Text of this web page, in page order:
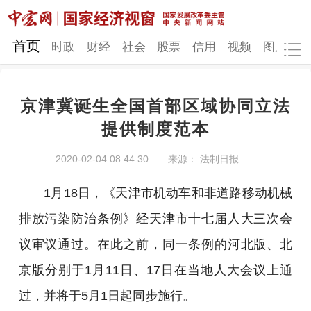
网站地图
财经 社会
图片
地方发展
首页 时政 财经 社会 股票 信用 视频 图片
京津冀诞生全国首部区域协同立法
提供制度范本
2020-02-04 08:44:30 来源： 法制日报
1月18日，《天津市机动车和非道路移动机械
排放污染防治条例》经天津市十七届人大三次会
议审议通过。在此之前，同一条例的河北版、北
京版分别于1月11日、17日在当地人大会议上通
过，并将于5月1日起同步施行。